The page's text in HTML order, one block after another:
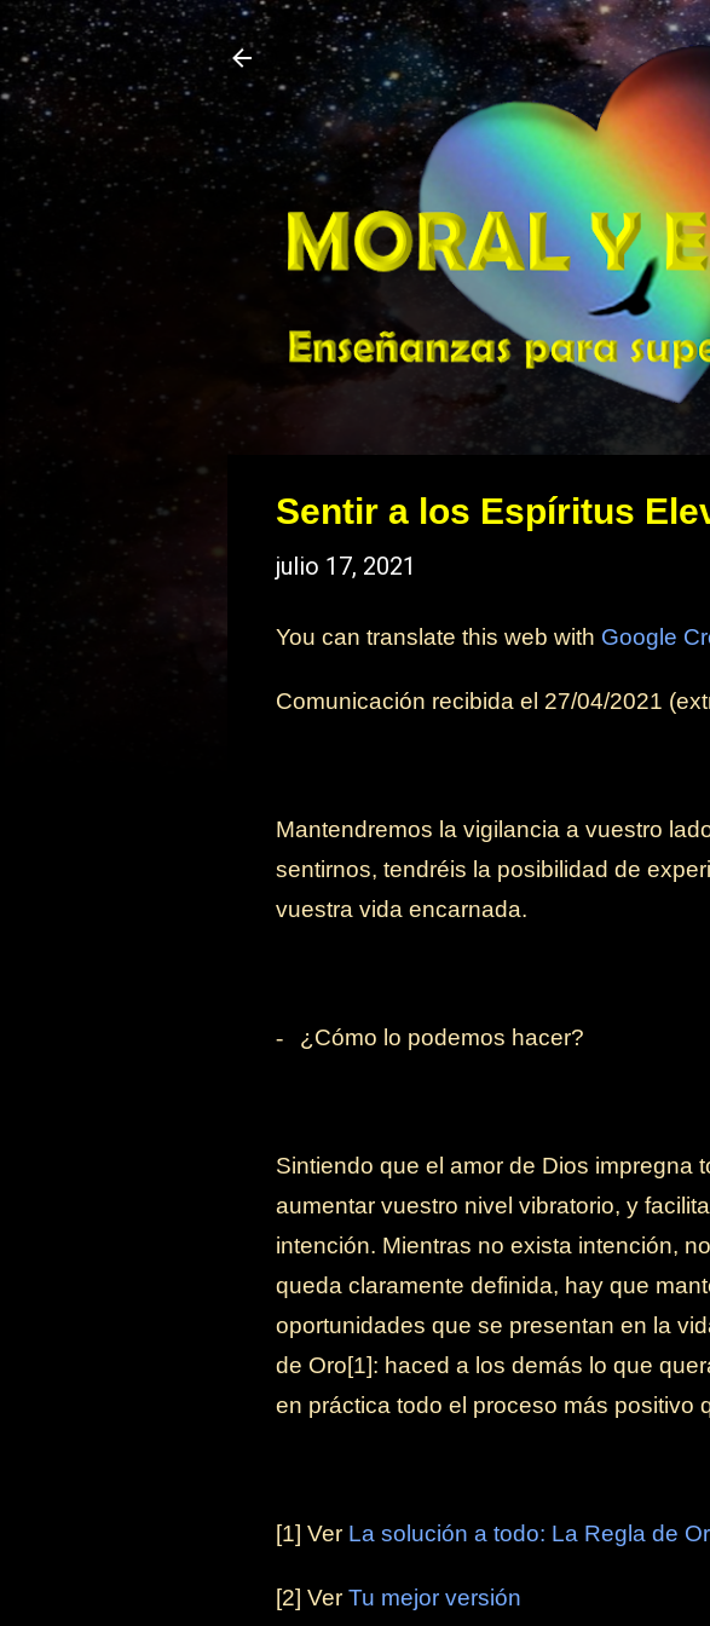
Ir
Sentir a los Espíritus
julio 17, 2021
You can translate this web with Google
Comunicación recibida el 27/04/2021
Mantendremos la vigilancia a vuestro
sentirnos, tendréis la posibilidad de
vuestra vida encarnada.
- ¿Cómo lo podemos hacer?
Sintiendo que el amor de Dios impregna
aumentar vuestro nivel vibratorio, y
intención. Mientras no exista intención,
queda claramente definida, hay que
oportunidades que se presentan en la
de Oro[1]: haced a los demás lo que
en práctica todo el proceso más positivo
[1] Ver La solución a todo: La Regla de
[2] Ver Tu mejor versión